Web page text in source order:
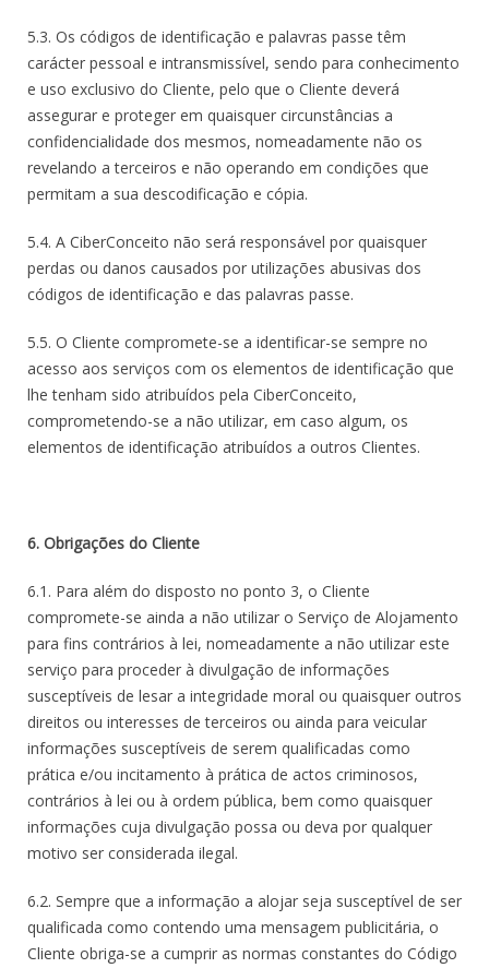
5.3. Os códigos de identificação e palavras passe têm
carácter pessoal e intransmissível, sendo para conhecimento
e uso exclusivo do Cliente, pelo que o Cliente deverá
assegurar e proteger em quaisquer circunstâncias a
confidencialidade dos mesmos, nomeadamente não os
revelando a terceiros e não operando em condições que
permitam a sua descodificação e cópia.
5.4. A CiberConceito não será responsável por quaisquer
perdas ou danos causados por utilizações abusivas dos
códigos de identificação e das palavras passe.
5.5. O Cliente compromete-se a identificar-se sempre no
acesso aos serviços com os elementos de identificação que
lhe tenham sido atribuídos pela CiberConceito,
comprometendo-se a não utilizar, em caso algum, os
elementos de identificação atribuídos a outros Clientes.
6. Obrigações do Cliente
6.1. Para além do disposto no ponto 3, o Cliente
compromete-se ainda a não utilizar o Serviço de Alojamento
para fins contrários à lei, nomeadamente a não utilizar este
serviço para proceder à divulgação de informações
susceptíveis de lesar a integridade moral ou quaisquer outros
direitos ou interesses de terceiros ou ainda para veicular
informações susceptíveis de serem qualificadas como
prática e/ou incitamento à prática de actos criminosos,
contrários à lei ou à ordem pública, bem como quaisquer
informações cuja divulgação possa ou deva por qualquer
motivo ser considerada ilegal.
6.2. Sempre que a informação a alojar seja susceptível de ser
qualificada como contendo uma mensagem publicitária, o
Cliente obriga-se a cumprir as normas constantes do Código